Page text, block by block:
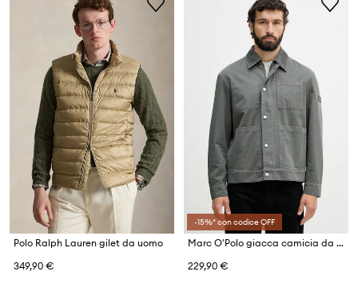
Polo Ralph Lauren gilet da uomo
349,90 €
-15%* con codice OFF
Marc O'Polo giacca camicia da uomo in cotone
229,90 €